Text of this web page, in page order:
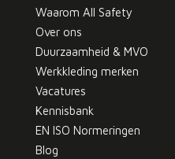
Waarom All Safety
Over ons
Duurzaamheid & MVO
Werkkleding merken
Vacatures
Kennisbank
EN ISO Normeringen
Blog